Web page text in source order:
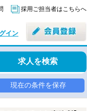
採用ご担当者はこちらへ
イン
求人を検索
現在の条件を保存